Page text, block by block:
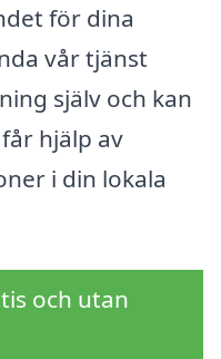
för dina
vår tjänst
själv och kan
hjälp av
i din lokala
och utan